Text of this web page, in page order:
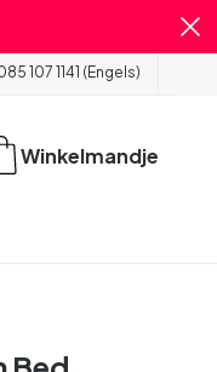
107 1141 (Engels)
Winkelmandje